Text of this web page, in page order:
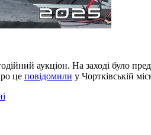
аукціон. На заході було
це повідомили у Чортківській